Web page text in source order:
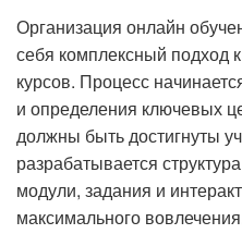
Организация онлайн
себя комплексный подход
курсов. Процесс
и определения ключевых
должны быть достигнуты
разрабатывается
модули, задания и
максимального